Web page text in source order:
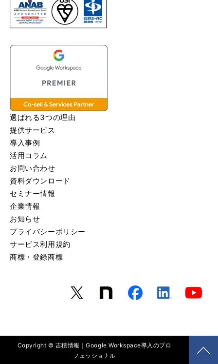
選ばれる3つの理由
提供サービス
導入事例
活用コラム
お問い合わせ
資料ダウンロード
セミナー情報
企業情報
お知らせ
プライバシーポリシー
サービス利用規約
商標・登録商標
Copyright © 吉積情報｜Google Workspace導入のプロ
フェッショナル